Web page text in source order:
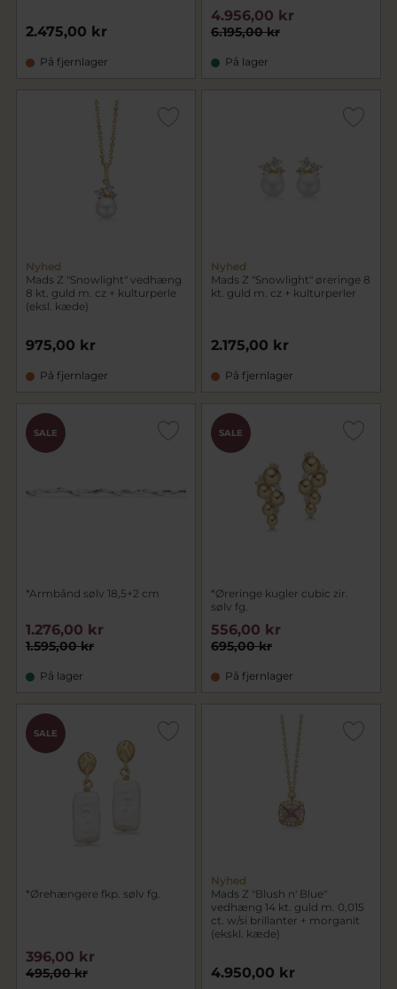
2.475,00 kr
På fjernlager
6.195,00 kr
4.956,00 kr
På lager
Nyhed
Mads Z "Snowlight" vedhæng
8 kt. guld m. cz + kulturperle
(eksl. kæde)
975,00 kr
På fjernlager
Nyhed
Mads Z "Snowlight" øreringe 8
kt. guld m. cz + kulturperler
2.175,00 kr
På fjernlager
SALE
*Armbånd sølv 18,5+2 cm
1.595,00 kr
1.276,00 kr
På lager
SALE
*Øreringe kugler cubic zir.
sølv fg.
695,00 kr
556,00 kr
På fjernlager
SALE
*Ørehængere fkp. sølv fg.
495,00 kr
396,00 kr
Nyhed
Mads Z "Blush n' Blue"
vedhæng 14 kt. guld m. 0,015
ct. w/si brillanter + morganit
(ekskl. kæde)
4.950,00 kr